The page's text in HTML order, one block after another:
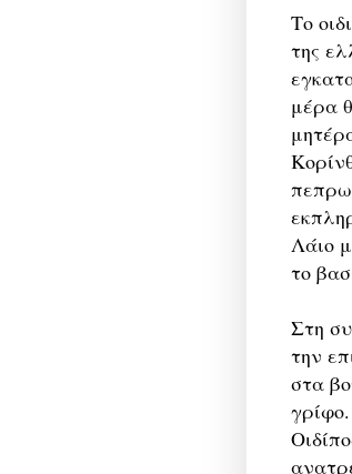
Το
της
μέρα
Λάιο
το
Στη
την
στα